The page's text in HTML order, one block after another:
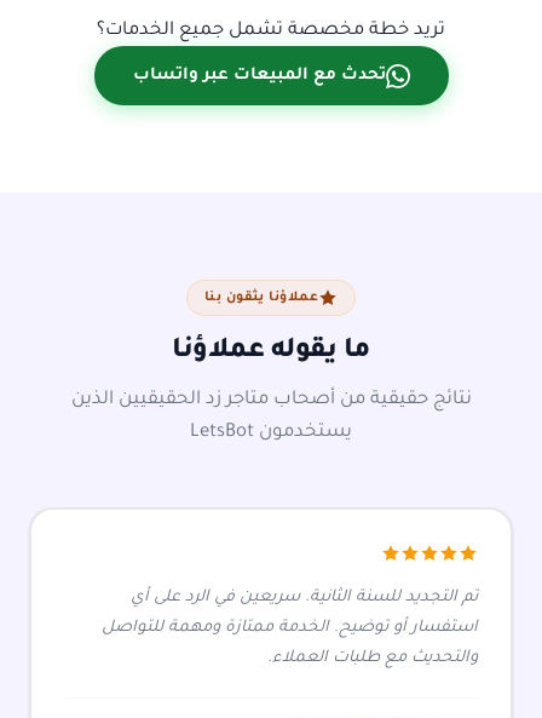
تريد خطة مخصصة تشمل جميع الخدمات؟
تحدث مع المبيعات عبر واتساب
عملاؤنا يثقون بنا
ما يقوله عملاؤنا
نتائج حقيقية من أصحاب متاجر زد الحقيقيين الذين
يستخدمون LetsBot
تم التجديد للسنة الثانية. سريعين في الرد على أي
استفسار أو توضيح. الخدمة ممتازة ومهمة للتواصل
والتحديث مع طلبات العملاء.